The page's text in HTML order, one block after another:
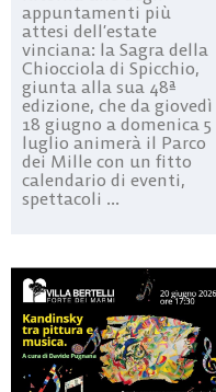
appuntamenti più
attesi dell’estate
vinciana: la Sagra della
Chiocciola di Spicchio,
giunta alla sua 48ª
edizione, che da giovedì
18 giugno a domenica 5
luglio animerà il Parco
dei Mille con un fitto
calendario di eventi,
spettacoli ...